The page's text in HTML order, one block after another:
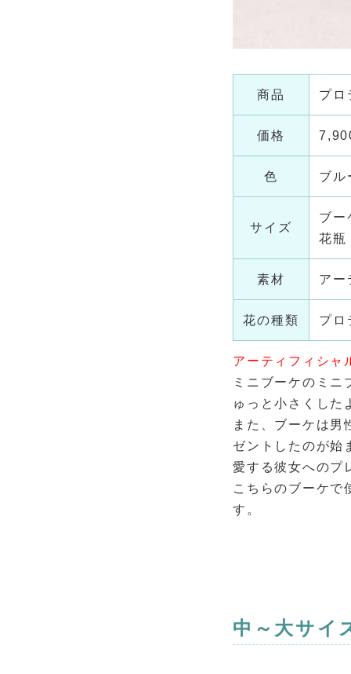
商品 プロ
価格
色 ブル
サイズ
ブー
花瓶
素材 アー
花の種類 プロ
アーティフィシャ
ミニブーケのミ
ゅっと小さくした
また、ブーケは男
ゼントしたのが始
愛する彼女へのプ
こちらのブーケで
す。
中～大サイ